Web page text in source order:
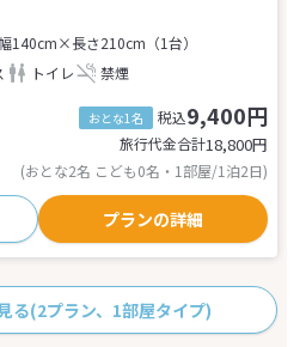
幅140cm×長さ210cm（1台）
トイレ 禁煙
おとな1名 税込9,400円
旅行代金合計18,800円
(おとな2名 こども0名・1部屋/1泊2日)
プランの詳細
る(2プラン、1部屋タイプ)